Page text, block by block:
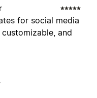
for social media
and